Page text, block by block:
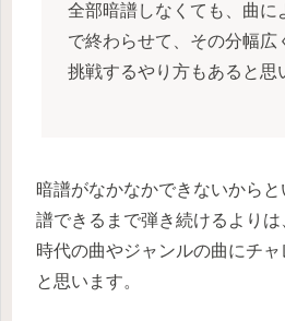
全部暗譜しなくても、曲に
で終わらせて、その分幅広
挑戦するやり方もあると思
暗譜がなかなかできないから
譜できるまで弾き続けるより
時代の曲やジャンルの曲にチ
と思います。